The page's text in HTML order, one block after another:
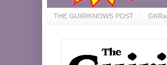
THE GUIRIKNOWS POST